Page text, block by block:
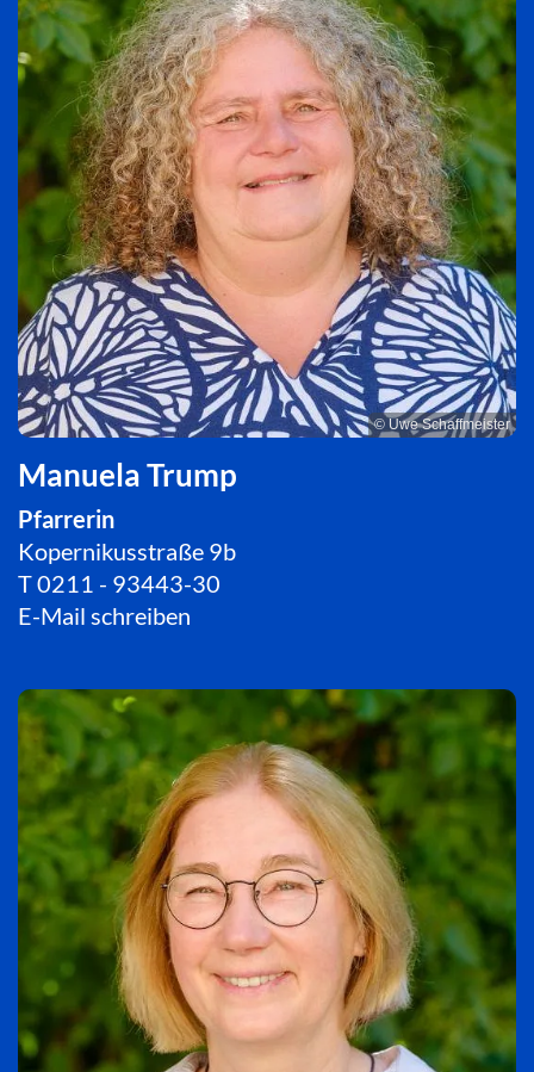
© Uwe Schaffmeister
Manuela Trump
Pfarrerin
Kopernikusstraße 9b
T0211 - 93443-30
E-Mail schreiben